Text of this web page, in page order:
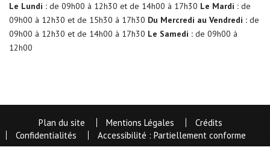
Le Lundi : de 09h00 à 12h30 et de 14h00 à 17h30 Le Mardi : de
09h00 à 12h30 et de 15h30 à 17h30 Du Mercredi au Vendredi : de
09h00 à 12h30 et de 14h00 à 17h30 Le Samedi : de 09h00 à
12h00
Plan du site Mentions Légales
Crédits
Confidentialités
Accessibilité : Partiellement conforme